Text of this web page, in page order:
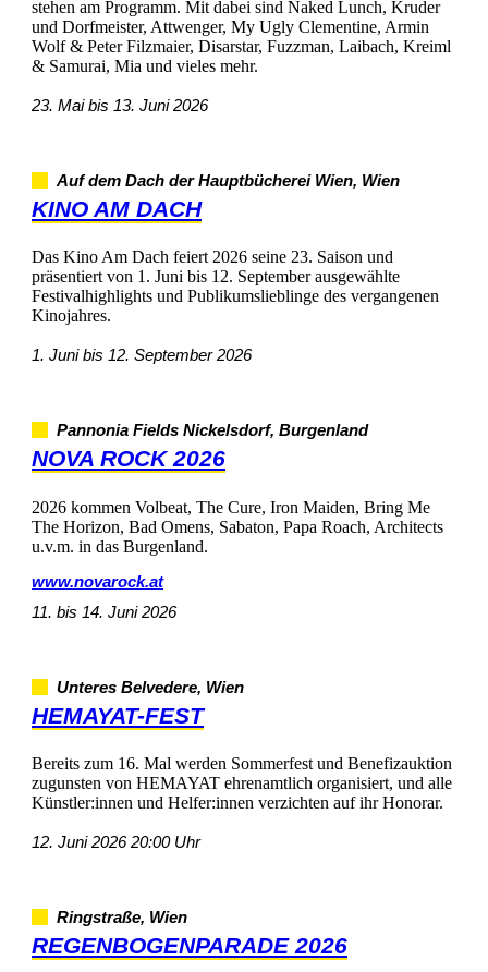
stehenamProgramm.MitdabeisindNakedLunch,Kruder
undDorfmeister,Attwenger,MyUglyClementine,Armin
Wolf&PeterFilzmaier,Disarstar,Fuzzman,Laibach,Kreiml
&Samurai,Miaundvielesmehr.
23.Maibis13.Juni2026
AufdemDachderHauptbüchereiWien,Wien
KINOAMDACH
DasKinoAmDachfeiert2026seine23.Saisonund
präsentiertvon1.Junibis12.Septemberausgewählte
FestivalhighlightsundPublikumslieblingedesvergangenen
Kinojahres.
1.Junibis12.September2026
PannoniaFieldsNickelsdorf,Burgenland
NOVAROCK2026
2026kommenVolbeat,TheCure,IronMaiden,BringMe
TheHorizon,BadOmens,Sabaton,PapaRoach,Architects
u.v.m.indasBurgenland.
www.novarock.at
11.bis14.Juni2026
UnteresBelvedere,Wien
HEMAYAT-FEST
Bereitszum16.MalwerdenSommerfestundBenefizauktion
zugunstenvonHEMAYATehrenamtlichorganisiert,undalle
Künstler:innenundHelfer:innenverzichtenaufihrHonorar.
12.Juni202620:00Uhr
Ringstraße,Wien
REGENBOGENPARADE2026